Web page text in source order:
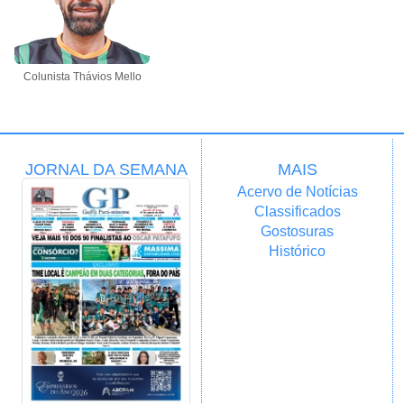
Colunista Thávios Mello
JORNAL DA SEMANA MAIS
Acervo de Notícias
Classificados
Gostosuras
Histórico